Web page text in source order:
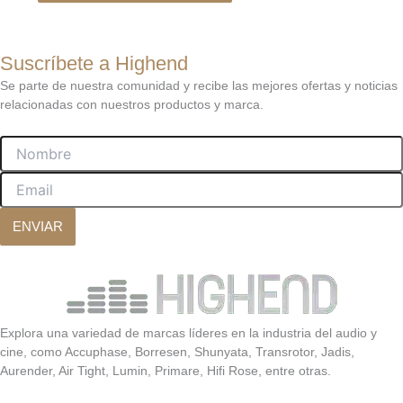
Suscríbete a Highend
Se parte de nuestra comunidad y recibe las mejores ofertas y noticias
relacionadas con nuestros productos y marca.
Nombre
Email
ENVIAR
Explora una variedad de marcas líderes en la industria del audio y
cine, como Accuphase, Borresen, Shunyata, Transrotor, Jadis,
Aurender, Air Tight, Lumin, Primare, Hifi Rose, entre otras.